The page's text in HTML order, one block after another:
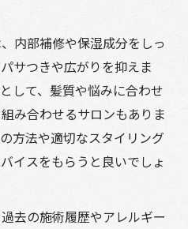
内部補修や保湿成分をしっ
サつきや広がりを抑えま
して、髪質や悩みに合わせ
み合わせるサロンもありま
方法や適切なスタイリング
イスをもらうと良いでしょ
去の施術履歴やアレルギー